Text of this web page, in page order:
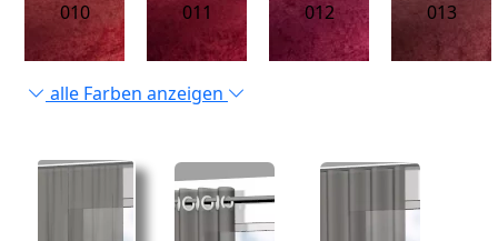
010
011
012
013
alle Farben anzeigen